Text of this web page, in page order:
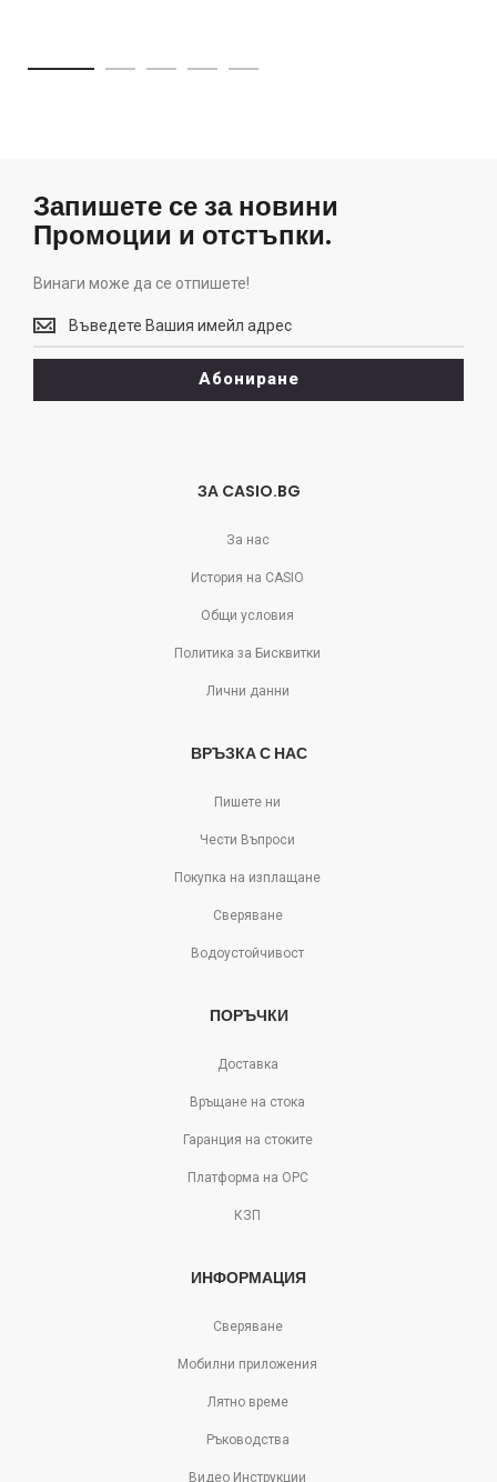
Запишете се за новини
Промоции и отстъпки.
Винаги може да се отпишете!
Винаги
може
да
отпишете!
Абониране
ЗА CASIO.BG
За нас
История на CASIO
Общи условия
Политика за Бисквитки
Лични данни
ВРЪЗКА С НАС
Пишете ни
Чести Въпроси
Покупка на изплащане
Сверяване
Водоустойчивост
ПОРЪЧКИ
Доставка
Връщане на стока
Гаранция на стоките
Платформа на ОРС
КЗП
ИНФОРМАЦИЯ
Сверяване
Мобилни приложения
Лятно време
Ръководства
Видео Инструкции